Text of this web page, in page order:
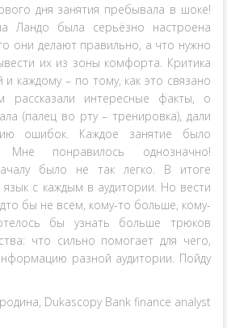
дня занятия пребывала в шоке!
Ландо была серьёзно настроена
они делают правильно, а что нужно
их из зоны комфорта. Критика
и каждому – по тому, как это связано
интересные факты, о
(палец во рту – тренировка), дали
ошибок. Каждое занятие было
понравилось однозначно!
было не так легко. В итоге
с каждым в аудитории. Но вести
бы не всем, кому-то больше, кому-
бы узнать больше трюков
что сильно помогает для чего,
разной аудитории. Пойду
Dukascopy Bank finance analyst